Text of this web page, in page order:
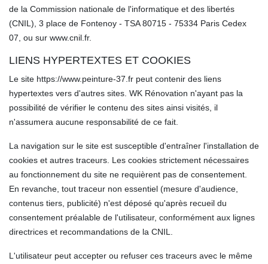
de la Commission nationale de l'informatique et des libertés
(CNIL), 3 place de Fontenoy - TSA 80715 - 75334 Paris Cedex
07, ou sur www.cnil.fr.
LIENS HYPERTEXTES ET COOKIES
Le site https://www.peinture-37.fr peut contenir des liens
hypertextes vers d'autres sites. WK Rénovation n'ayant pas la
possibilité de vérifier le contenu des sites ainsi visités, il
n'assumera aucune responsabilité de ce fait.
La navigation sur le site est susceptible d'entraîner l'installation de
cookies et autres traceurs. Les cookies strictement nécessaires
au fonctionnement du site ne requièrent pas de consentement.
En revanche, tout traceur non essentiel (mesure d'audience,
contenus tiers, publicité) n'est déposé qu'après recueil du
consentement préalable de l'utilisateur, conformément aux lignes
directrices et recommandations de la CNIL.
L'utilisateur peut accepter ou refuser ces traceurs avec le même